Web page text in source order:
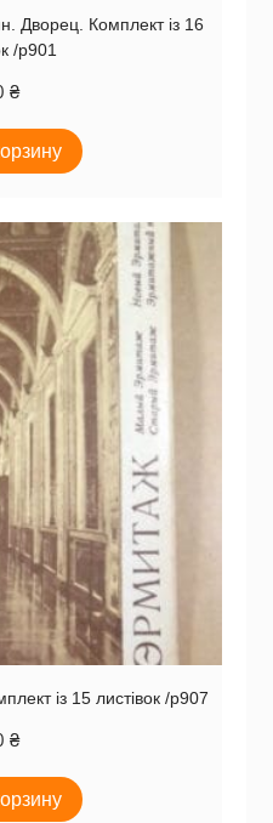
Дворец. Комплект із 16
/р901
₴
із 15 листівок /р907
₴